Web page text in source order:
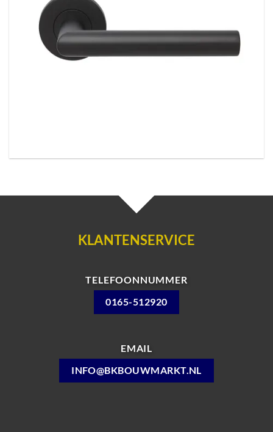
KLANTENSERVICE
TELEFOONNUMMER
0165-512920
EMAIL
INFO@BKBOUWMARKT.NL